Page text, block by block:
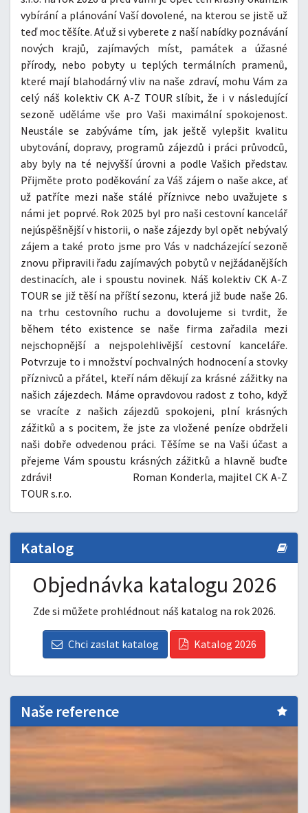
vybírání a plánování Vaší dovolené, na kterou se jistě už
teď moc těšíte. Ať už si vyberete z naší nabídky poznávání
nových krajů, zajímavých míst, památek a úžasné
přírody, nebo pobyty u teplých termálních pramenů,
které mají blahodárný vliv na naše zdraví, mohu Vám za
celý náš kolektiv CK A-Z TOUR slíbit, že i v následující
sezoně uděláme vše pro Vaši maximální spokojenost.
Neustále se zabýváme tím, jak ještě vylepšit kvalitu
ubytování, dopravy, programů zájezdů i práci průvodců,
aby byly na té nejvyšší úrovni a podle Vašich představ.
Přijměte proto poděkování za Váš zájem o naše akce, ať
už patříte mezi naše stálé příznivce nebo uvažujete s
námi jet poprvé. Rok 2025 byl pro naši cestovní kancelář
nejúspěšnější v historii, o naše zájezdy byl opět nebývalý
zájem a také proto jsme pro Vás v nadcházející sezoně
znovu připravili řadu zajímavých pobytů v nejžádanějších
destinacích, ale i spoustu novinek. Náš kolektiv CK A-Z
TOUR se již těší na příští sezonu, která již bude naše 26.
na trhu cestovního ruchu a dovolujeme si tvrdit, že
během této existence se naše firma zařadila mezi
nejschopnější a nejspolehlivější cestovní kanceláře.
Potvrzuje to i množství pochvalných hodnocení a stovky
příznivců a přátel, kteří nám děkují za krásné zážitky na
našich zájezdech. Máme opravdovou radost z toho, když
se vracíte z našich zájezdů spokojeni, plní krásných
zážitků a s pocitem, že jste za vložené peníze obdrželi
naši dobře odvedenou práci. Těšíme se na Vaši účast a
přejeme Vám spoustu krásných zážitků a hlavně buďte
zdrávi! Roman Konderla, majitel CK A-Z
TOUR s.r.o.
Katalog
Objednávka katalogu 2026
Zde si můžete prohlédnout náš katalog na rok 2026.
Chci zaslat katalog Katalog 2026
Naše reference